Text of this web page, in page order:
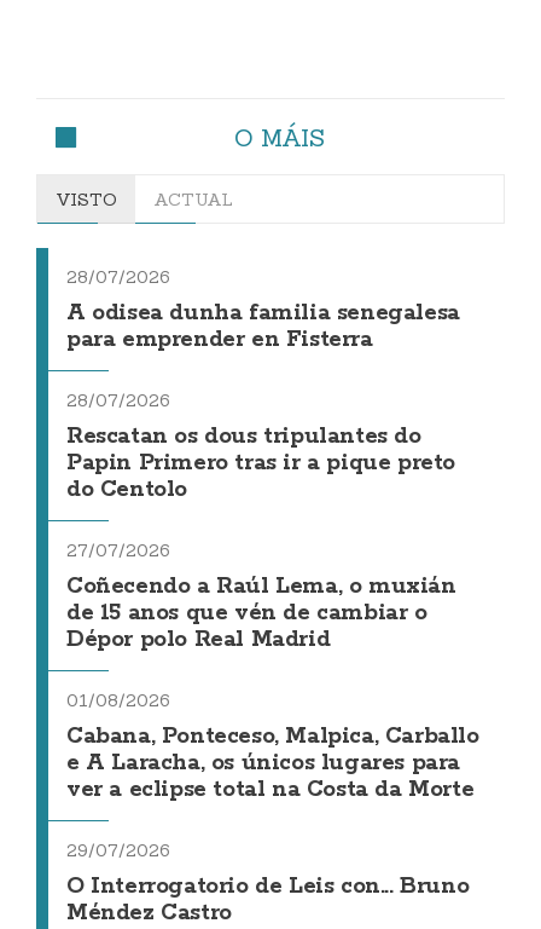
O MÁIS
VISTO ACTUAL
28/07/2026
A odisea dunha familia senegalesa
para emprender en Fisterra
28/07/2026
Rescatan os dous tripulantes do
Papin Primero tras ir a pique preto
do Centolo
27/07/2026
Coñecendo a Raúl Lema, o muxián
de 15 anos que vén de cambiar o
Dépor polo Real Madrid
01/08/2026
Cabana, Ponteceso, Malpica, Carballo
e A Laracha, os únicos lugares para
ver a eclipse total na Costa da Morte
29/07/2026
O Interrogatorio de Leis con... Bruno
Méndez Castro